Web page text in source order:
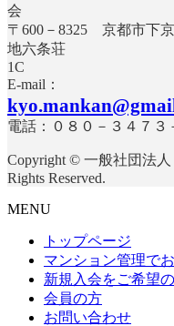
〒600－8325 京都市下
地六条荘
E-mail：
電話：０８０－３４７３
Copyright © 一般社団法
Rights Reserved.
MENU
トップページ
マンション管理で
新規入会をご希望
会員の方
お問い合わせ